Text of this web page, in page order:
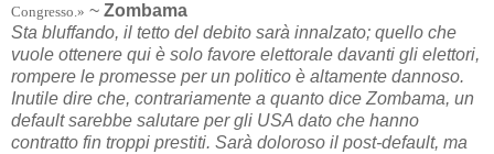
Congresso.» ~ Zombama
Sta bluffando, il tetto del debito sarà innalzato; quello che
vuole ottenere qui è solo favore elettorale davanti gli elettori,
rompere le promesse per un politico è altamente dannoso.
Inutile dire che, contrariamente a quanto dice Zombama, un
default sarebbe salutare per gli USA dato che hanno
contratto fin troppi prestiti. Sarà doloroso il post-default, ma